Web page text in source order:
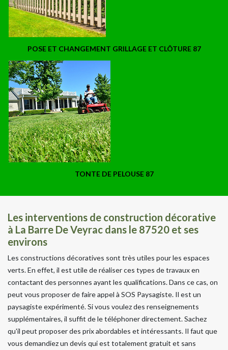
POSE ET CHANGEMENT GRILLAGE ET CLÔTURE 87
TONTE DE PELOUSE 87
Les interventions de construction décorative
à La Barre De Veyrac dans le 87520 et ses
environs
Les constructions décoratives sont très utiles pour les espaces
verts. En effet, il est utile de réaliser ces types de travaux en
contactant des personnes ayant les qualifications. Dans ce cas, on
peut vous proposer de faire appel à SOS Paysagiste. Il est un
paysagiste expérimenté. Si vous voulez des renseignements
supplémentaires, il suffit de le téléphoner directement. Sachez
qu'il peut proposer des prix abordables et intéressants. Il faut que
vous demandiez un devis qui est totalement gratuit et sans